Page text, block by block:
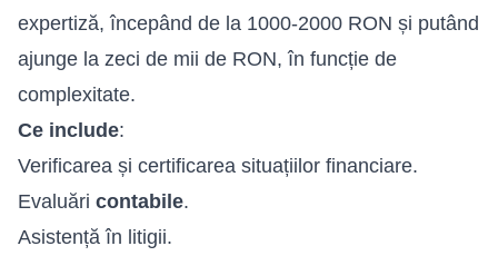
expertiză, începând de la 1000-2000 RON și putând
ajunge la zeci de mii de RON, în funcție de
complexitate.
Ce include:
Verificarea și certificarea situațiilor financiare.
Evaluări contabile.
Asistență în litigii.